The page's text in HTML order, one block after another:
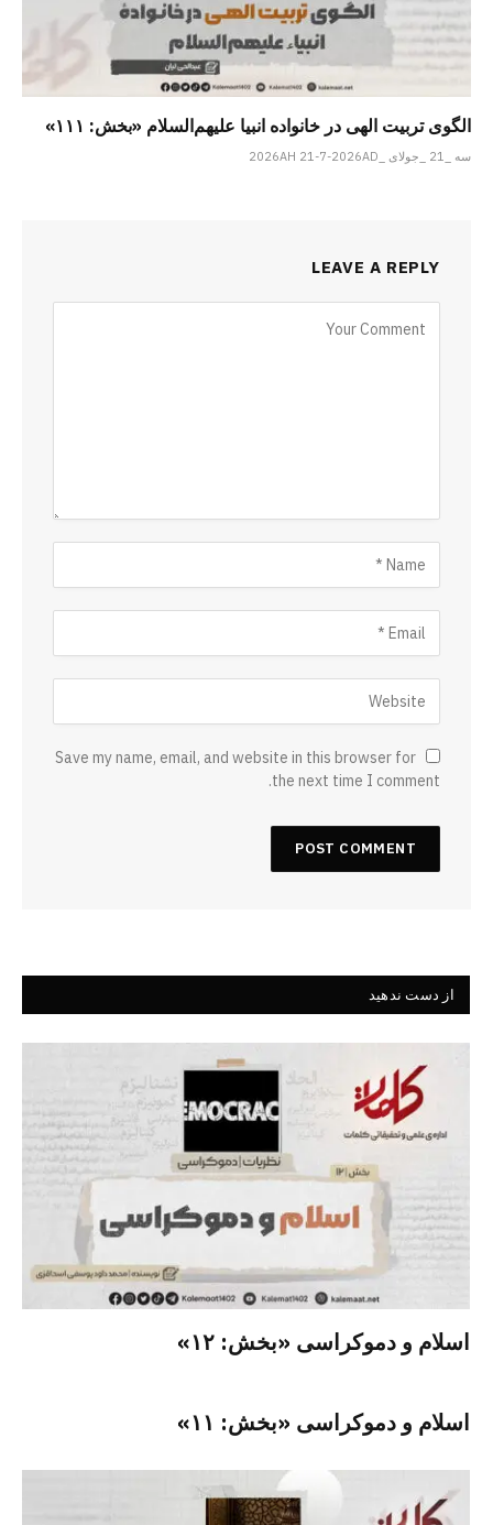
الگوی تربیت الهی در خانواده انبیا‌‌ علیهم‌السلام «بخش: ۱۱۱»
سه _21 _جولای _2026AH 21-7-2026AD
LEAVE A REPLY
Save my name, email, and website in this browser for
the next time I comment.
از دست ندهید
اسلام و دموکراسی «بخش: ۱۲»
اسلام و دموکراسی «بخش: ۱۱»